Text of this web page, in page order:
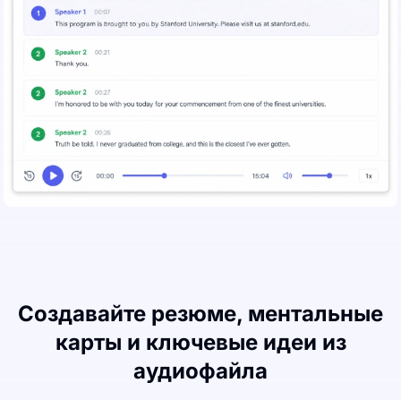
Создавайте резюме, ментальные
карты и ключевые идеи из
аудиофайла